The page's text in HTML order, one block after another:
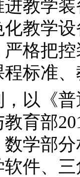
教学
教学
格把
标准
以《
育部
学部
件、